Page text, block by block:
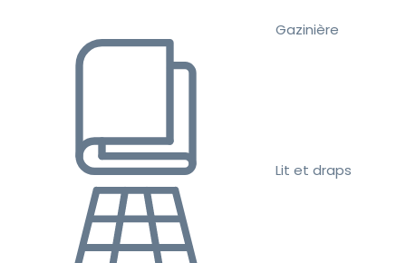
Gazinière
Lit et draps